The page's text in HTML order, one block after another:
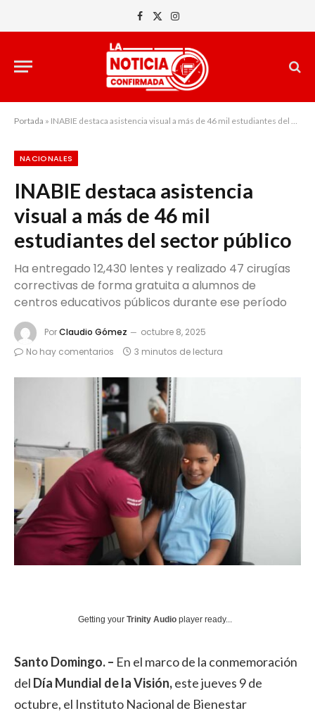
Facebook
X
Instagram
Portada » INABIE destaca asistencia visual a más de 46 mil estudiantes del sector público
NACIONALES
INABIE destaca asistencia
visual a más de 46 mil
estudiantes del sector público
Ha entregado 12,430 lentes y realizado 47 cirugías
correctivas de forma gratuita a alumnos de
centros educativos públicos durante ese período
PorClaudio Gómez
octubre 8, 2025
No hay comentarios
3 minutos de lectura
Getting your Trinity Audio player ready...
Santo Domingo. – En el marco de la conmemoración
del Día Mundial de la Visión,este jueves 9 de
octubre, el Instituto Nacional de Bienestar